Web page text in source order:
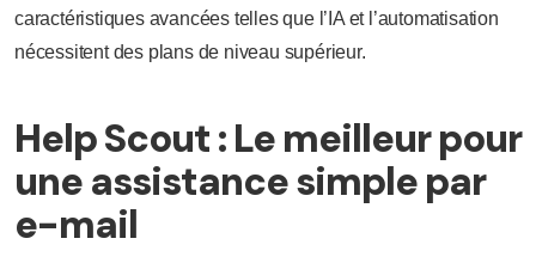
caractéristiques avancées telles que l’IA et l’automatisation
nécessitent des plans de niveau supérieur.
Help Scout : Le meilleur pour
une assistance simple par
e-mail